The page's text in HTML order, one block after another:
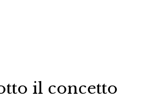
il concetto